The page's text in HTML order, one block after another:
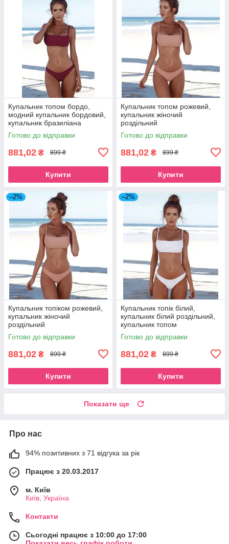
Купальник топом бордо,
модний купальник бордовий,
купальник бразиліана
Готово до відправки
881,02 ₴ 899 ₴
Купити
Купальник топом рожевий,
купальник жіночий
роздільний
Готово до відправки
881,02 ₴ 899 ₴
Купити
–2%
Купальник топіком рожевий,
купальник жіночий
роздільний
Готово до відправки
881,02 ₴ 899 ₴
Купити
–2%
Купальник топік білий,
купальник білий роздільний,
купальник топом
Готово до відправки
881,02 ₴ 899 ₴
Купити
Показати ще
Про нас
94% позитивних з 71 відгука за рік
Працює з 20.03.2017
м. Київ
Київ, Україна
Контакти
Сьогодні працює з 10:00 до 17:00